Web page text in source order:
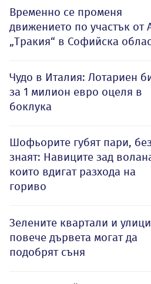
Временно се променя
движението по участък от
„Тракия“ в Софийска
Чудо в Италия: Лотариен
за 1 милион евро оцеля в
боклука
Шофьорите губят пари,
знаят: Навиците зад
които вдигат разхода на
гориво
Зелените квартали и
повече дървета могат да
подобрят съня